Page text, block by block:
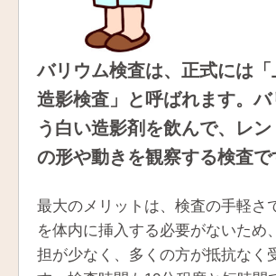
バリウム検査は、正式には
造影検査」と呼ばれます。
う白い造影剤を飲んで、レ
の形や動きを観察する検査で
最大のメリットは、検査の手軽さ
を体内に挿入する必要がないため
担が少なく、多くの方が抵抗なく